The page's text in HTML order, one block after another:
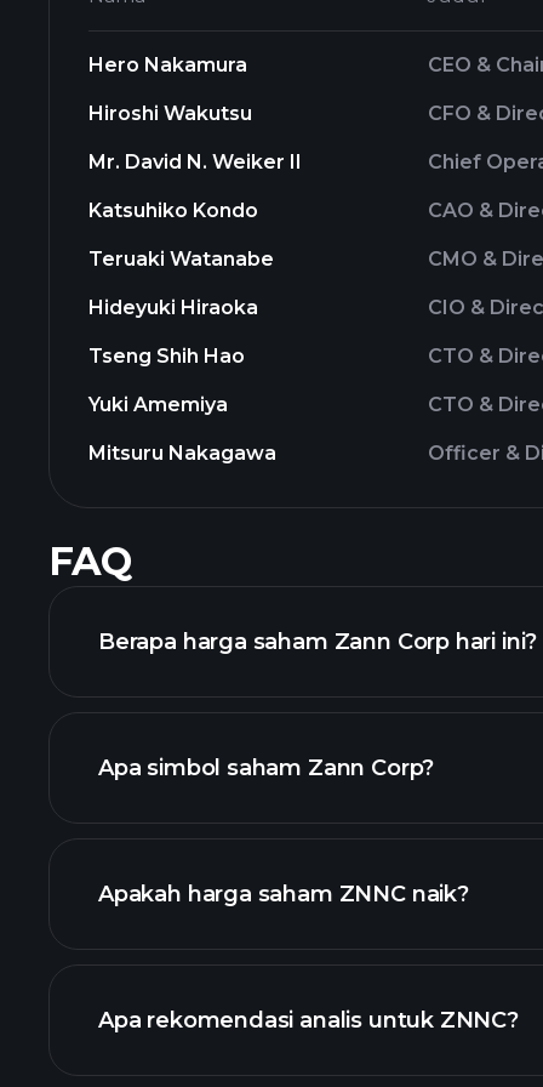
Hero Nakamura CEO &
Hiroshi Wakutsu CFO &
Mr. David N. Weiker II Chief
Katsuhiko Kondo CAO &
Teruaki Watanabe CMO &
Hideyuki Hiraoka CIO &
Tseng Shih Hao CTO &
Yuki Amemiya CTO &
Mitsuru Nakagawa Officer &
FAQ
Berapa harga saham Zann Corp hari ini?
lanjutan
Apa simbol saham Zann Corp?
Apakah harga saham ZNNC naik?
Apa rekomendasi analis untuk ZNNC?